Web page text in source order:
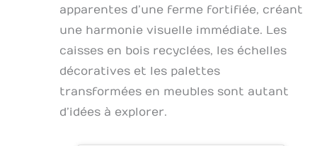
occasions romantiques telles que
mariage, il peut créer plus
d'atmosphère. Mbsomnus fleurs
séchées vrac sont également un
excellent choix pour décoration table
champêtre.
apparentes d’une ferme fortifiée, créant
une harmonie visuelle immédiate. Les
caisses en bois recyclées, les échelles
décoratives et les palettes
transformées en meubles sont autant
d’idées à explorer.